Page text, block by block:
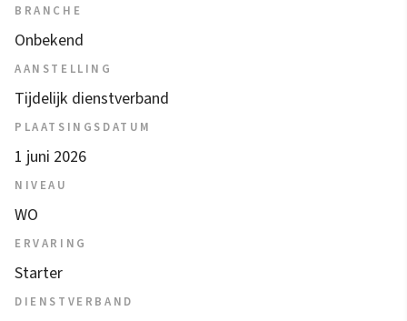
BRANCHE
Onbekend
AANSTELLING
Tijdelijk dienstverband
PLAATSINGSDATUM
1 juni 2026
NIVEAU
WO
ERVARING
Starter
DIENSTVERBAND